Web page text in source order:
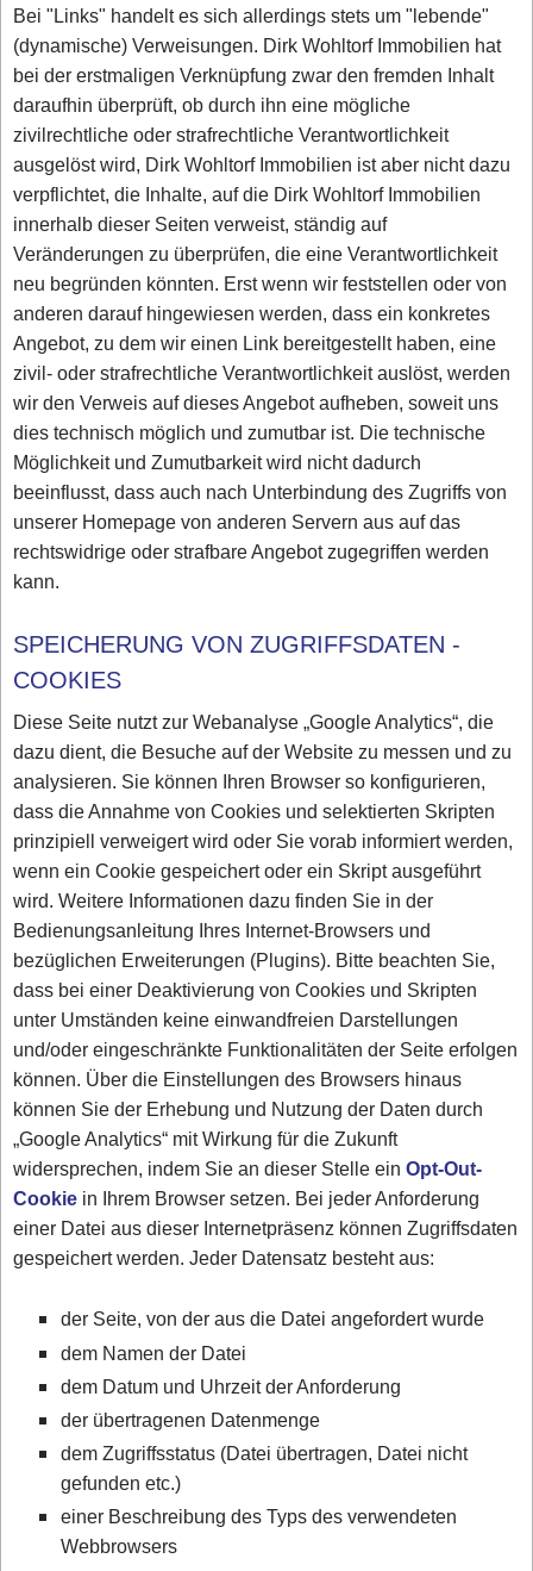
Bei "Links" handelt es sich allerdings stets um "lebende"
(dynamische) Verweisungen. Dirk Wohltorf Immobilien hat
bei der erstmaligen Verknüpfung zwar den fremden Inhalt
daraufhin überprüft, ob durch ihn eine mögliche
zivilrechtliche oder strafrechtliche Verantwortlichkeit
ausgelöst wird, Dirk Wohltorf Immobilien ist aber nicht dazu
verpflichtet, die Inhalte, auf die Dirk Wohltorf Immobilien
innerhalb dieser Seiten verweist, ständig auf
Veränderungen zu überprüfen, die eine Verantwortlichkeit
neu begründen könnten. Erst wenn wir feststellen oder von
anderen darauf hingewiesen werden, dass ein konkretes
Angebot, zu dem wir einen Link bereitgestellt haben, eine
zivil- oder strafrechtliche Verantwortlichkeit auslöst, werden
wir den Verweis auf dieses Angebot aufheben, soweit uns
dies technisch möglich und zumutbar ist. Die technische
Möglichkeit und Zumutbarkeit wird nicht dadurch
beeinflusst, dass auch nach Unterbindung des Zugriffs von
unserer Homepage von anderen Servern aus auf das
rechtswidrige oder strafbare Angebot zugegriffen werden
kann.
SPEICHERUNG VON ZUGRIFFSDATEN -
COOKIES
Diese Seite nutzt zur Webanalyse „Google Analytics“, die
dazu dient, die Besuche auf der Website zu messen und zu
analysieren. Sie können Ihren Browser so konfigurieren,
dass die Annahme von Cookies und selektierten Skripten
prinzipiell verweigert wird oder Sie vorab informiert werden,
wenn ein Cookie gespeichert oder ein Skript ausgeführt
wird. Weitere Informationen dazu finden Sie in der
Bedienungsanleitung Ihres Internet-Browsers und
bezüglichen Erweiterungen (Plugins). Bitte beachten Sie,
dass bei einer Deaktivierung von Cookies und Skripten
unter Umständen keine einwandfreien Darstellungen
und/oder eingeschränkte Funktionalitäten der Seite erfolgen
können. Über die Einstellungen des Browsers hinaus
können Sie der Erhebung und Nutzung der Daten durch
„Google Analytics“ mit Wirkung für die Zukunft
widersprechen, indem Sie an dieser Stelle einOpt-Out-
Cookie in Ihrem Browser setzen. Bei jeder Anforderung
einer Datei aus dieser Internetpräsenz können Zugriffsdaten
gespeichert werden. Jeder Datensatz besteht aus:
der Seite, von der aus die Datei angefordert wurde
dem Namen der Datei
dem Datum und Uhrzeit der Anforderung
der übertragenen Datenmenge
dem Zugriffsstatus (Datei übertragen, Datei nicht
gefunden etc.)
einer Beschreibung des Typs des verwendeten
Webbrowsers